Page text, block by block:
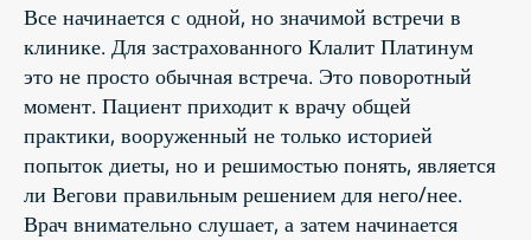
Все начинается с одной, но значимой встречи в
клинике. Для застрахованного Клалит Платинум
это не просто обычная встреча. Это поворотный
момент. Пациент приходит к врачу общей
практики, вооруженный не только историей
попыток диеты, но и решимостью понять, является
ли Вегови правильным решением для него/нее.
Врач внимательно слушает, а затем начинается